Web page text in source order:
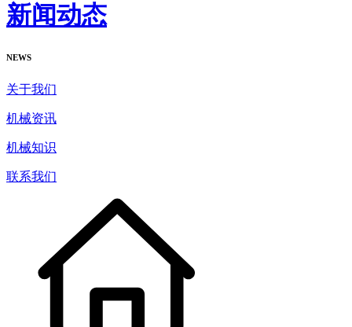
新闻动态
NEWS
关于我们
机械资讯
机械知识
联系我们